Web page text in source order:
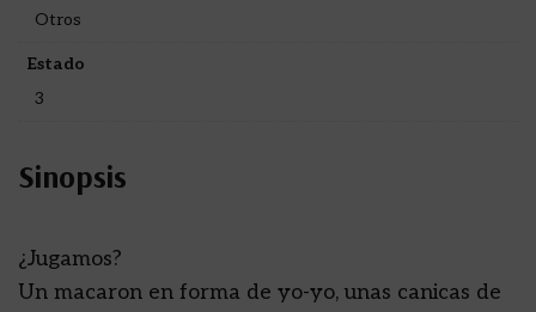
Otros
Estado
3
Sinopsis
¿Jugamos?
Un macaron en forma de yo-yo, unas canicas de